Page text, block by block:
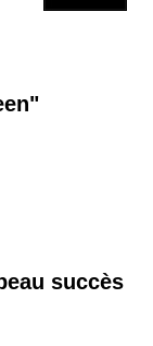
succès